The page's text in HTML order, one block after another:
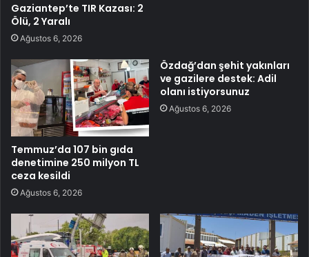
Gaziantep’te TIR Kazası: 2
Ölü, 2 Yaralı
Ağustos 6, 2026
Temmuz’da 107 bin gıda
denetimine 250 milyon TL
ceza kesildi
Ağustos 6, 2026
Özdağ’dan şehit yakınları
ve gazilere destek: Adil
olanı istiyorsunuz
Ağustos 6, 2026